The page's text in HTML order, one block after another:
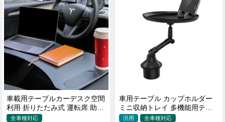
車載用テーブルカーデスク空間
利用 折りたたみ式 運転席 助手
席 多機能 滑り止め 安定
全車種対応
車用テーブル カップホルダー
ミニ収納トレイ 多機能用テー
ブル 食事 物置き用 高品質
汎用 全車種対応